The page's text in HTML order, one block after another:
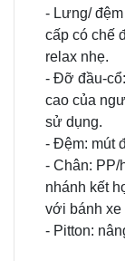
- Lưng/
cấp có chế
relax nhẹ.
- Đỡ đầu-
cao của
sử dụng.
- Đệm: mút
- Chân: PP/
nhánh kết
với bánh xe
- Pitton: